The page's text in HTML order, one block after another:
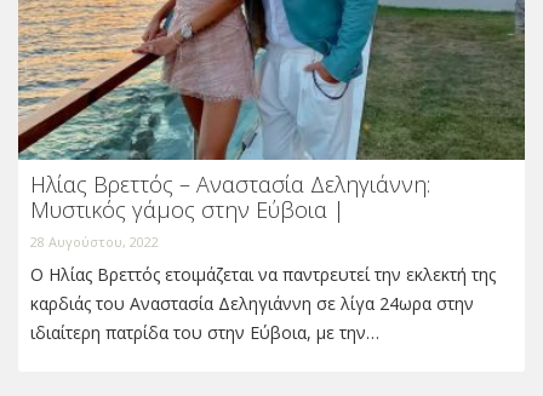
Ηλίας Βρεττός – Αναστασία Δεληγιάννη:
Μυστικός γάμος στην Εύβοια |
28 Αυγούστου, 2022
Ο Ηλίας Βρεττός ετοιμάζεται να παντρευτεί την εκλεκτή της
καρδιάς του Αναστασία Δεληγιάννη σε λίγα 24ωρα στην
ιδιαίτερη πατρίδα του στην Εύβοια, με την…